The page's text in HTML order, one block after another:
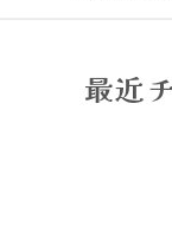
最近